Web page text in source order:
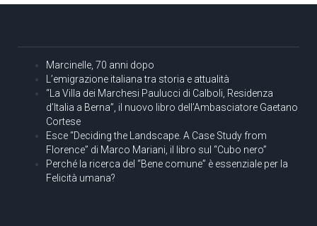
Marcinelle, 70 anni dopo
L’emigrazione italiana tra storia e attualità
“La Villa dei Marchesi Paulucci di Calboli, Residenza
d’Italia a Berna”, il nuovo libro dell’Ambasciatore Gaetano
Cortese
Esce “Deciding the Landscape. A Case Study from
Florence” di Marco Mariani, il libro sul “Cubo nero”
Perché la ricerca del “Bene comune” è essenziale per la
Felicità umana?